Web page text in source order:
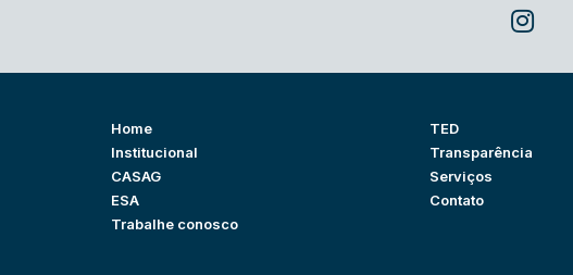
Home
Institucional
CASAG
ESA
Trabalhe conosco
TED
Transparência
Serviços
Contato